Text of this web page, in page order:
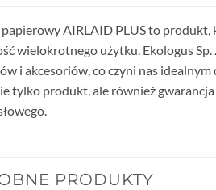
papierowy AIRLAID PLUS to
wielokrotnego użytku. Ekologus
i akcesoriów, co czyni nas
tylko produkt, ale również
PRODUKTY